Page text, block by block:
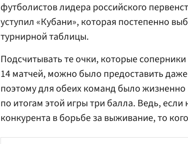
футболистов лидера российского
уступил «Кубани», которая постепенно
турнирной таблицы.
Подсчитывать те очки, которые
14 матчей, можно было предоставить
поэтому для обеих команд было
по итогам этой игры три балла. Ведь,
конкурента в борьбе за выживание, то